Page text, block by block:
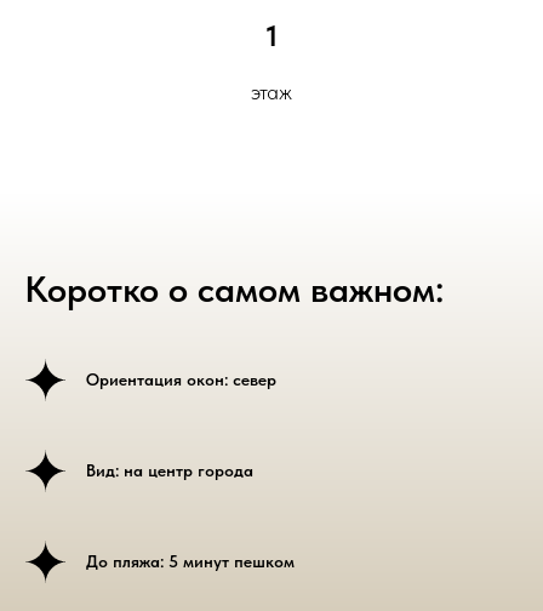
1
этаж
Коротко о самом важном:
Ориентация окон: север
Вид: на центр города
До пляжа: 5 минут пешком